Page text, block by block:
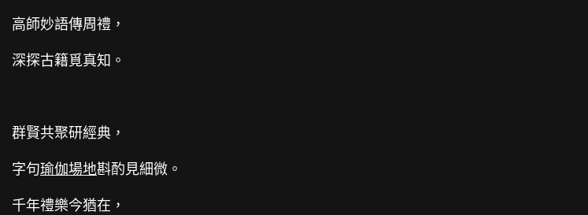
高師妙語傳周禮，
深探古籍覓真知。
群賢共聚研經典，
字句瑜伽場地斟酌見細微。
千年禮樂今猶在，